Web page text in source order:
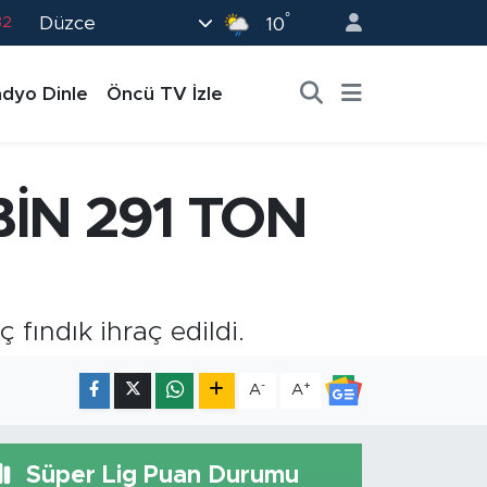
Düzce 10°
Dinle Öncü TV İzle
291 TON
fındık ihraç edildi.
A- A+
Süper Lig Puan Durumu